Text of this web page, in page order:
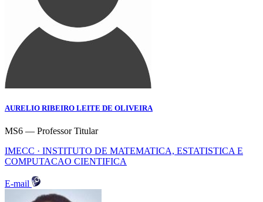
AURELIO RIBEIRO LEITE DE OLIVEIRA
MS6 — Professor Titular
IMECC · INSTITUTO DE MATEMATICA, ESTATISTICA E
COMPUTACAO CIENTIFICA
E-mail